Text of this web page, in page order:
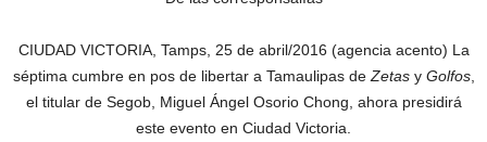
CIUDAD VICTORIA, Tamps, 25 de abril/2016 (agencia acento) La
séptima cumbre en pos de libertar a Tamaulipas de Zetasy Golfos,
el titular de Segob, Miguel Ángel Osorio Chong, ahora presidirá
este evento en Ciudad Victoria.